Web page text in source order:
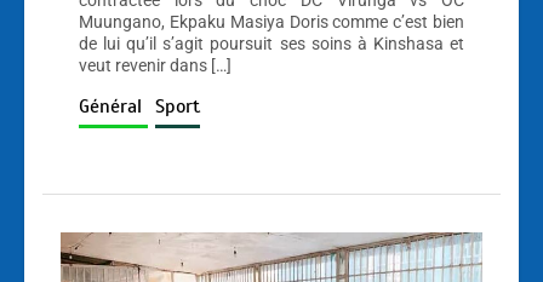
Muungano, Ekpaku Masiya Doris comme c’est bien
de lui qu’il s’agit poursuit ses soins à Kinshasa et
veut revenir dans […]
Général Sport